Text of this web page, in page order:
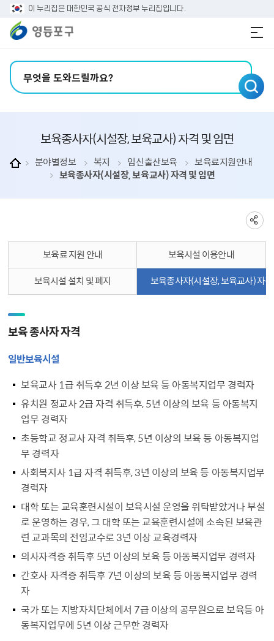
본문 바로가기
주메뉴 바로가기
이 누리집은 대한민국 공식 전자정부 누리집입니다.
보육종사자（시설장, 보육교사） 자격 및 임면
분야별정보 복지 임신출산보육
보육료지원안내
보육종사자（시설장, 보육교사） 자격 및 임면
보육료 지원 안내
보육시설 이용안내
보육시설 설치 및 폐지
보육종사자（시설장, 보육교사） 자
보육 종사자 자격
일반보육시설
보육교사 1급 취득후 2년 이상 보육 등 아동복지업무 경력자
유치원 정교사 2급 자격 취득후, 5년 이상의 보육 등 아동복지
업무 경력자
초등학교 정교사 자격 취득후, 5년 이상의 보육 등 아동복지업
무 경력자
사회복지사 1급 자격 취득후, 3년 이상의 보육 등 아동복지업무
경력자
대학 또는 교육훈련시설이 보육시설 운영을 위탁받았거나 부설
로 운영하는 경우, 그 대학 또는 교육훈련시설에 소속된 보육관
련 교과목의 전임교수로 3년 이상 교육경력자
의사자격증 취득후 5년 이상의 보육 등 아동복지업무 경력자
간호사 자격증 취득후 7년 이상의 보육 등 아동복지업무 경력
자
국가 또는 지방자치단체에서 7급 이상의 공무원으로 보육등 아
동복지업무에 5년 이상 근무한 경력자